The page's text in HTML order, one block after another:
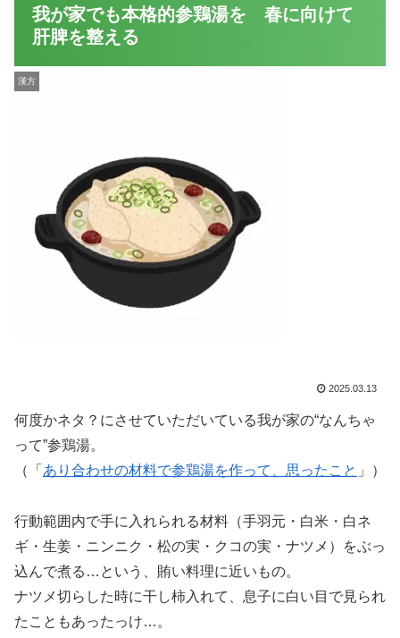
我が家でも本格的参鶏湯を 春に向けて
肝脾を整える
漢方
2025.03.13
何度かネタ？にさせていただいている我が家の“なんちゃ
って”参鶏湯。
（「 あり合わせの材料で参鶏湯を作って、思ったこと 」）
行動範囲内で手に入れられる材料（手羽元・白米・白ネ
ギ・生姜・ニンニク・松の実・クコの実・ナツメ）をぶっ
込んで煮る…という、賄い料理に近いもの。
ナツメ切らした時に干し柿入れて、息子に白い目で見られ
たこともあったっけ…。